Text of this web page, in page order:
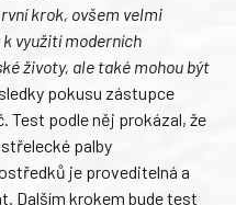
krok, ovšem velmi
využití moderních
životy, ale také mohou být
pokusu zástupce
Test podle něj prokázal, že
palby
je proveditelná a
Dalším krokem bude test